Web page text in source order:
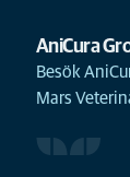
AniCura
Besök
Mars